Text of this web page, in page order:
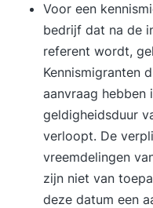
Voor een
bedrijf dat na de
referent wordt,
Kennismigranten
aanvraag
geldigheidsduur
verloopt. De
vreemdelingen
zijn niet van
deze datum een